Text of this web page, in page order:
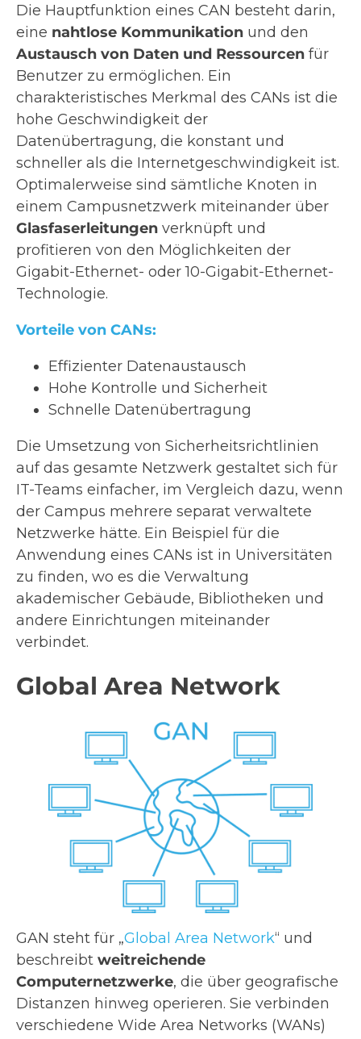
Die Hauptfunktion eines CAN besteht darin,
eine nahtlose Kommunikation und den
Austausch von Daten und Ressourcen für
Benutzer zu ermöglichen. Ein
charakteristisches Merkmal des CANs ist die
hohe Geschwindigkeit der
Datenübertragung, die konstant und
schneller als die Internetgeschwindigkeit ist.
Optimalerweise sind sämtliche Knoten in
einem Campusnetzwerk miteinander über
Glasfaserleitungen verknüpft und
profitieren von den Möglichkeiten der
Gigabit-Ethernet- oder 10-Gigabit-Ethernet-
Technologie.
Vorteile von CANs:
Effizienter Datenaustausch
Hohe Kontrolle und Sicherheit
Schnelle Datenübertragung
Die Umsetzung von Sicherheitsrichtlinien
auf das gesamte Netzwerk gestaltet sich für
IT-Teams einfacher, im Vergleich dazu, wenn
der Campus mehrere separat verwaltete
Netzwerke hätte. Ein Beispiel für die
Anwendung eines CANs ist in Universitäten
zu finden, wo es die Verwaltung
akademischer Gebäude, Bibliotheken und
andere Einrichtungen miteinander
verbindet.
Global Area Network
GAN steht für „Global Area Network“ und
beschreibt weitreichende
Computernetzwerke, die über geografische
Distanzen hinweg operieren. Sie verbinden
verschiedene Wide Area Networks (WANs)